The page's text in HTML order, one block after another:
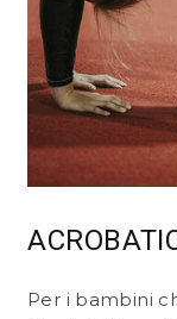
Per i bambini